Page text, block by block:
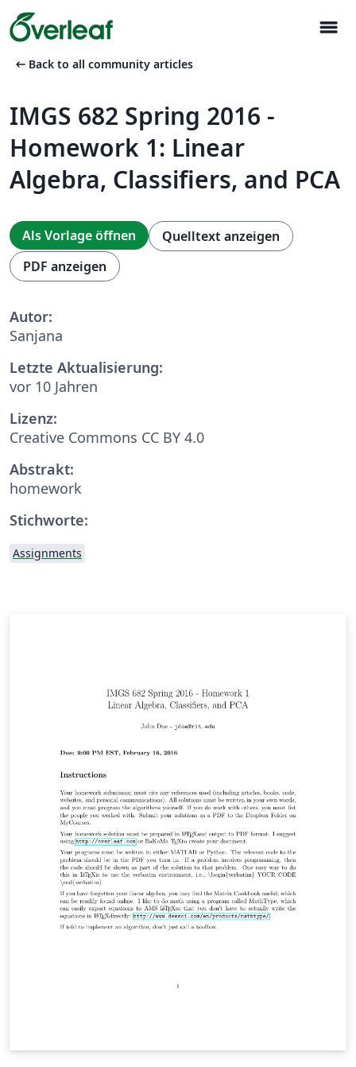
menu
arrow_left_alt Back to all community articles
IMGS 682 Spring 2016 -
Homework 1: Linear
Algebra, Classifiers, and PCA
Als Vorlage öffnen
Quelltext anzeigen
PDF anzeigen
Autor:
Sanjana
Letzte Aktualisierung:
vor 10 Jahren
Lizenz:
Creative Commons CC BY 4.0
Abstrakt:
homework
Stichworte:
Assignments